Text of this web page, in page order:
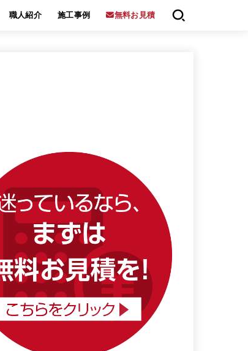
職人紹介 施工事例 無料お見積